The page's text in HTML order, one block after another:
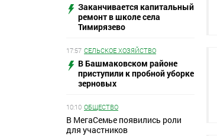
Заканчивается капитальный
ремонт в школе села
Тимирязево
17:57 СЕЛЬСКОЕ ХОЗЯЙСТВО
В Башмаковском районе
приступили к пробной уборке
зерновых
10:10 ОБЩЕСТВО
В МегаСемье появились роли
для участников